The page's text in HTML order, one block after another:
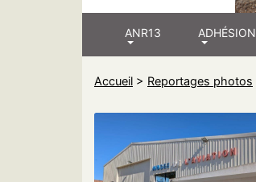
ANR13 ADHÉSION
Accueil > Reportages photos